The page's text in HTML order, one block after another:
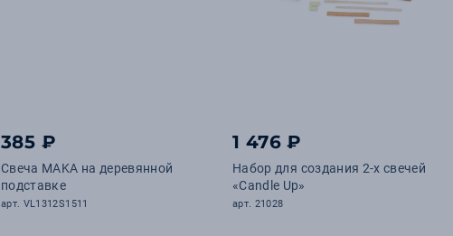
385 ₽
Свеча MAKA на деревянной
подставке
арт. VL1312S1511
1 476 ₽
Набор для создания 2-х свечей
«Candle Up»
арт. 21028